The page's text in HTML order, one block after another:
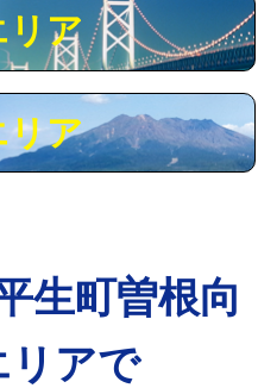
です。
リア
リア
生町曽根向
リアで